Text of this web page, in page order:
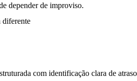
depender de improviso.
diferente
com identificação clara de